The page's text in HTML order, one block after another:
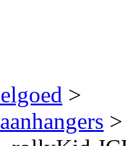
>
>